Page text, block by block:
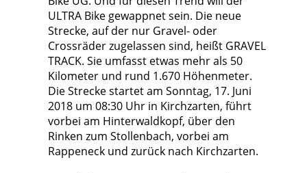
ULTRA Bike gewappnet sein. Die neue
Strecke, auf der nur Gravel- oder
Crossräder zugelassen sind, heißt GRAVEL
TRACK. Sie umfasst etwas mehr als 50
Kilometer und rund 1.670 Höhenmeter.
Die Strecke startet am Sonntag, 17. Juni
2018 um 08:30 Uhr in Kirchzarten, führt
vorbei am Hinterwaldkopf, über den
Rinken zum Stollenbach, vorbei am
Rappeneck und zurück nach Kirchzarten.